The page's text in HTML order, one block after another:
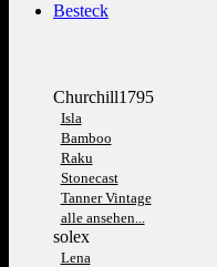
Besteck
Churchill1795
Isla
Bamboo
Raku
Stonecast
Tanner Vintage
alle ansehen...
solex
Lena